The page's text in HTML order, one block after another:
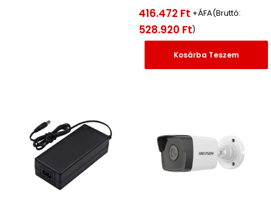
416.472 Ft +ÁFA(Bruttó:
528.920 Ft)
Kosárba Teszem